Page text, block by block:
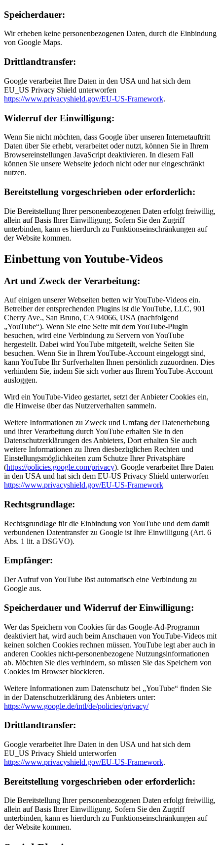
Speicher­dauer:
Wir erheben keine personenbezogenen Daten, durch die Einbindung
von Google Maps.
Drittland­transfer:
Google verarbeitet Ihre Daten in den USA und hat sich dem
EU_US Privacy Shield unterworfen
https://www.privacyshield.gov/EU-US-Framework.
Widerruf der Einwilligung:
Wenn Sie nicht möchten, dass Google über unseren Internetauftritt
Daten über Sie erhebt, verarbeitet oder nutzt, können Sie in Ihrem
Browsereinstellungen JavaScript deaktivieren. In diesem Fall
können Sie unsere Webseite jedoch nicht oder nur eingeschränkt
nutzen.
Bereit­stellung vor­geschrieben oder erforder­lich:
Die Bereitstellung Ihrer personenbezogenen Daten erfolgt freiwillig,
allein auf Basis Ihrer Einwilligung. Sofern Sie den Zugriff
unterbinden, kann es hierdurch zu Funktionseinschränkungen auf
der Website kommen.
Einbett­ung von Youtube-Videos
Art und Zweck der Verarbeitung:
Auf einigen unserer Webseiten betten wir YouTube-Videos ein.
Betreiber der entsprechenden Plugins ist die YouTube, LLC, 901
Cherry Ave., San Bruno, CA 94066, USA (nachfolgend
„YouTube“). Wenn Sie eine Seite mit dem YouTube-Plugin
besuchen, wird eine Verbindung zu Servern von YouTube
hergestellt. Dabei wird YouTube mitgeteilt, welche Seiten Sie
besuchen. Wenn Sie in Ihrem YouTube-Account eingeloggt sind,
kann YouTube Ihr Surfverhalten Ihnen persönlich zuzuordnen. Dies
verhindern Sie, indem Sie sich vorher aus Ihrem YouTube-Account
ausloggen.
Wird ein YouTube-Video gestartet, setzt der Anbieter Cookies ein,
die Hinweise über das Nutzerverhalten sammeln.
Weitere Informationen zu Zweck und Umfang der Datenerhebung
und ihrer Verarbeitung durch YouTube erhalten Sie in den
Datenschutzerklärungen des Anbieters, Dort erhalten Sie auch
weitere Informationen zu Ihren diesbezüglichen Rechten und
Einstellungsmöglichkeiten zum Schutze Ihrer Privatsphäre
(https://policies.google.com/privacy). Google verarbeitet Ihre Daten
in den USA und hat sich dem EU-US Privacy Shield unterworfen
https://www.privacyshield.gov/EU-US-Framework
Rechts­grund­lage:
Rechtsgrundlage für die Einbindung von YouTube und dem damit
verbundenen Datentransfer zu Google ist Ihre Einwilligung (Art. 6
Abs. 1 lit. a DSGVO).
Empfänger:
Der Aufruf von YouTube löst automatisch eine Verbindung zu
Google aus.
Speicher­dauer und Widerruf der Ein­willig­ung:
Wer das Speichern von Cookies für das Google-Ad-Programm
deaktiviert hat, wird auch beim Anschauen von YouTube-Videos mit
keinen solchen Cookies rechnen müssen. YouTube legt aber auch in
anderen Cookies nicht-personenbezogene Nutzungsinformationen
ab. Möchten Sie dies verhindern, so müssen Sie das Speichern von
Cookies im Browser blockieren.
Weitere Informationen zum Datenschutz bei „YouTube“ finden Sie
in der Datenschutzerklärung des Anbieters unter:
https://www.google.de/intl/de/policies/privacy/
Drittland­transfer:
Google verarbeitet Ihre Daten in den USA und hat sich dem
EU_US Privacy Shield unterworfen
https://www.privacyshield.gov/EU-US-Framework.
Bereit­stell­ung vor­ge­schrieben oder er­forder­lich:
Die Bereitstellung Ihrer personenbezogenen Daten erfolgt freiwillig,
allein auf Basis Ihrer Einwilligung. Sofern Sie den Zugriff
unterbinden, kann es hierdurch zu Funktionseinschränkungen auf
der Website kommen.